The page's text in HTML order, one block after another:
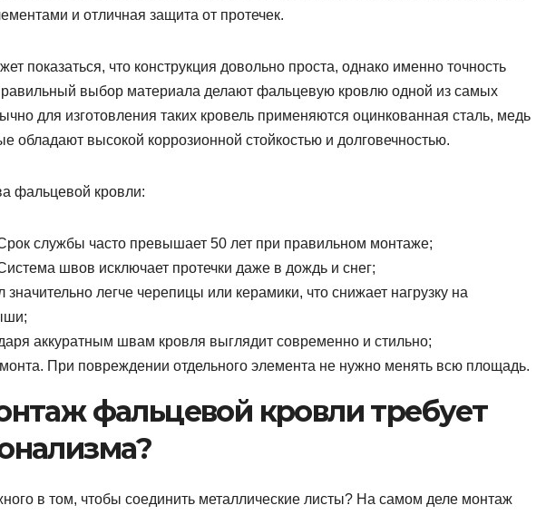
и отличная защита от протечек.
показаться, что конструкция довольно проста, однако именно точность
выбор материала делают фальцевую кровлю одной из самых
для изготовления таких кровель применяются оцинкованная сталь, медь
обладают высокой коррозионной стойкостью и долговечностью.
фальцевой кровли:
службы часто превышает 50 лет при правильном монтаже;
швов исключает протечки даже в дождь и снег;
значительно легче черепицы или керамики, что снижает нагрузку на
аккуратным швам кровля выглядит современно и стильно;
При повреждении отдельного элемента не нужно менять всю площадь.
фальцевой кровли требует
в том, чтобы соединить металлические листы? На самом деле монтаж